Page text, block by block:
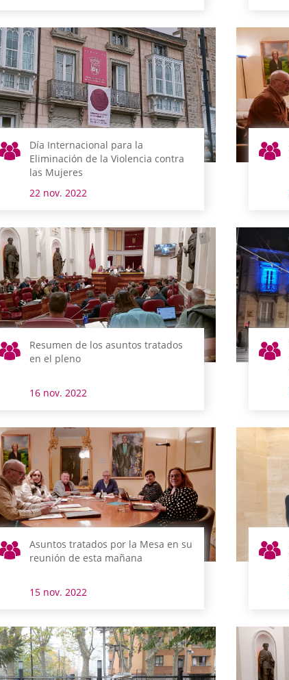
Día Internacional para la
Eliminación de la Violencia contra
las Mujeres
22 nov. 2022
Resumen de los asuntos tratados
en el pleno
16 nov. 2022
Asuntos tratados por la Mesa en su
reunión de esta mañana
15 nov. 2022